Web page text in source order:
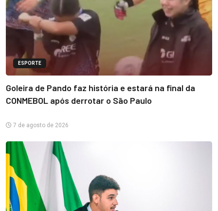
ESPORTE
Goleira de Pando faz história e estará na final da
CONMEBOL após derrotar o São Paulo
7 de agosto de 2026